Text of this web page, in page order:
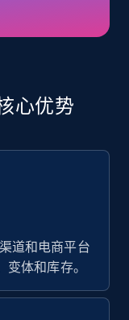
立即开始
by using
count, and
立即开始
心优势
道和电商平台
体和库存。